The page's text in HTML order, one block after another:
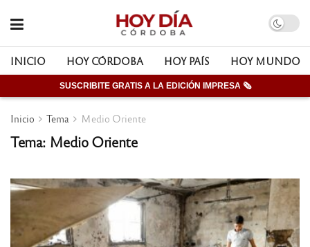
INICIO HOY CÓRDOBA HOY PAÍS HOY MUNDO
SUSCRIBITE GRATIS A LA EDICIÓN IMPRESA 🗞
Inicio Tema Medio Oriente
Tema: Medio Oriente